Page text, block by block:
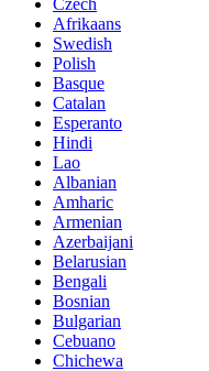
Czech
Afrikaans
Swedish
Polish
Basque
Catalan
Esperanto
Hindi
Lao
Albanian
Amharic
Armenian
Azerbaijani
Belarusian
Bengali
Bosnian
Bulgarian
Cebuano
Chichewa